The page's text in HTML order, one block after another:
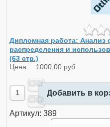
Дипломная работа: Анализ
распределения и
(63 стр.)
Цена: 1000,00 руб
Добавить в
Артикул: 389